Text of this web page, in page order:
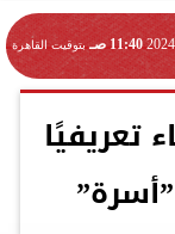
11:40 صـ بتوقيت القاهرة
تعريفيًا